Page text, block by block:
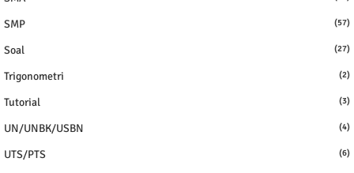
SMP (57)
Soal (27)
Trigonometri (2)
Tutorial (3)
UN/UNBK/USBN (4)
UTS/PTS (6)